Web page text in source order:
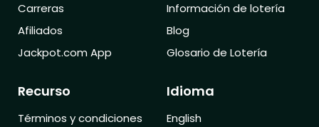
Carreras
Afiliados
Jackpot.com App
Información de lotería
Blog
Glosario de Lotería
Recurso
Términos y condiciones
Idioma
English